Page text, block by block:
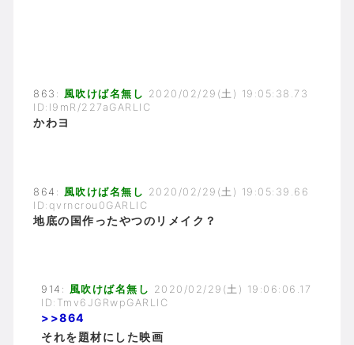
863: 風吹けば名無し 2020/02/29(土) 19:05:38.73
ID:l9mR/227aGARLIC
かわヨ
864: 風吹けば名無し 2020/02/29(土) 19:05:39.66
ID:qvrncrou0GARLIC
地底の国作ったやつのリメイク？
914: 風吹けば名無し 2020/02/29(土) 19:06:06.17
ID:Tmv6JGRwpGARLIC
>>864
それを題材にした映画